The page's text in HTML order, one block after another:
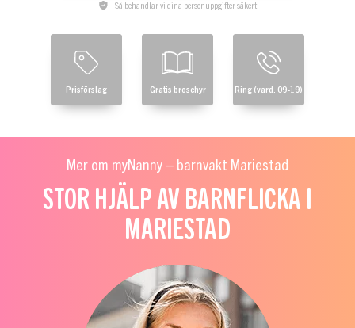
Så behandlar vi dina personuppgifter säkert
Prisförslag Gratis broschyr Ring (vard. 09-19)
Mer om myNanny – barnvakt Mariestad
STOR HJÄLP AV BARNFLICKA I
MARIESTAD